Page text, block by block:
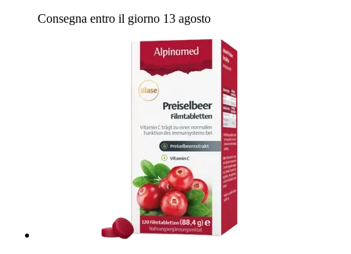
Consegna entro il giorno 13 agosto